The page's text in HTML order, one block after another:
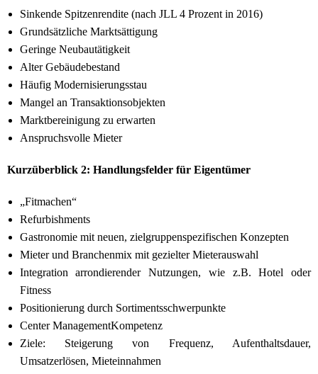
Sinkende Spitzenrendite (nach JLL 4 Prozent in 2016)
Grundsätzliche Marktsättigung
Geringe Neubautätigkeit
Alter Gebäudebestand
Häufig Modernisierungsstau
Mangel an Transaktionsobjekten
Marktbereinigung zu erwarten
Anspruchsvolle Mieter
Kurzüberblick 2: Handlungsfelder für Eigentümer
„Fitmachen“
Refurbishments
Gastronomie mit neuen, zielgruppenspezifischen Konzepten
Mieter und Branchenmix mit gezielter Mieterauswahl
Integration arrondierender Nutzungen, wie z.B. Hotel oder
Fitness
Positionierung durch Sortimentsschwerpunkte
Center ManagementKompetenz
Ziele: Steigerung von Frequenz, Aufenthaltsdauer,
Umsatzerlösen, Mieteinnahmen